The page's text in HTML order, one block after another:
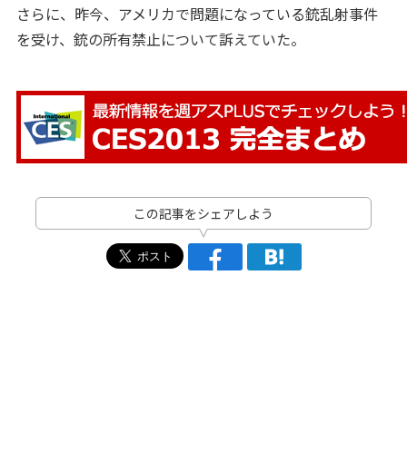
さらに、昨今、アメリカで問題になっている銃乱射事件
を受け、銃の所有禁止について訴えていた。
この記事をシェアしよう